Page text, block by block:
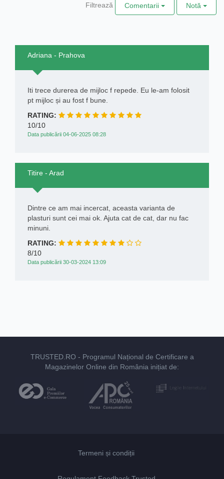
Filtrează Comentarii Notă
Adriana - Prahova
Iti trece durerea de mijloc f repede. Eu le-am folosit
pt mijloc și au fost f bune.
RATING:
10/10
Data publicării 04-06-2025 08:28
Titire - Arad
Dintre ce am mai incercat, aceasta varianta de
plasturi sunt cei mai ok. Ajuta cat de cat, dar nu fac
minuni.
RATING:
8/10
Data publicării 30-03-2024 13:09
TRUSTED.RO - Programul Național de Certificare a
Magazinelor Online din România inițiat de:
Termeni și condiții